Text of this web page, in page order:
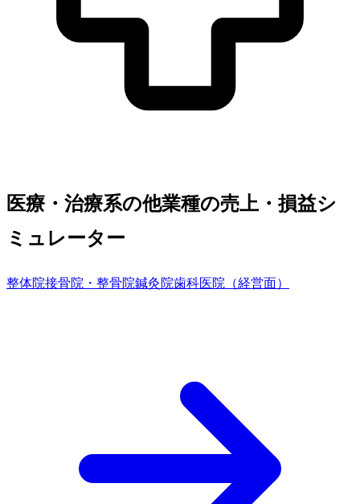
医療・治療系の他業種の売上・損益シ
ミュレーター
整体院接骨院・整骨院鍼灸院歯科医院（経営面）